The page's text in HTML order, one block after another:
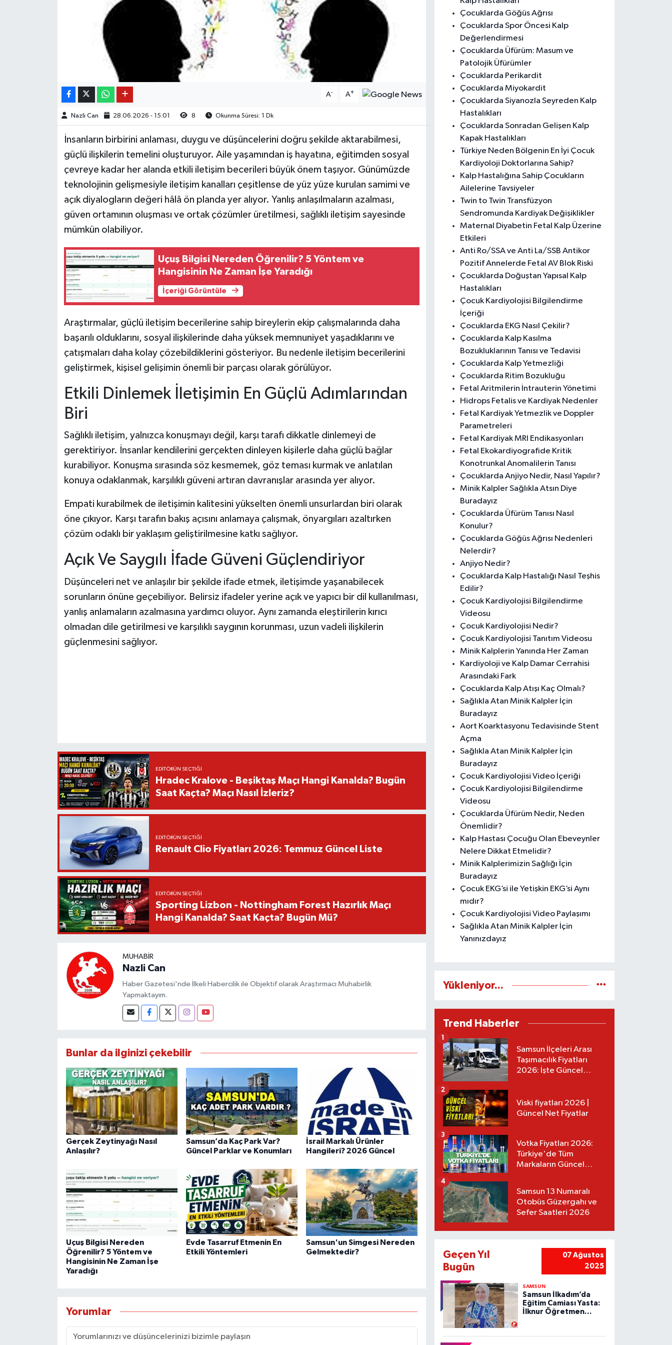
A- A+
Nazli Can 28.06.2026 - 15:01 8 Okunma Süresi: 1 Dk
İnsanların birbirini anlaması, duygu ve düşüncelerini doğru şekilde aktarabilmesi,
güçlü ilişkilerin temelini oluşturuyor. Aile yaşamından iş hayatına, eğitimden sosyal
çevreye kadar her alanda etkili iletişim becerileri büyük önem taşıyor. Günümüzde
teknolojinin gelişmesiyle iletişim kanalları çeşitlense de yüz yüze kurulan samimi ve
açık diyalogların değeri hâlâ ön planda yer alıyor. Yanlış anlaşılmaların azalması,
güven ortamının oluşması ve ortak çözümler üretilmesi, sağlıklı iletişim sayesinde
mümkün olabiliyor.
Uçuş Bilgisi Nereden Öğrenilir? 5 Yöntem ve
Hangisinin Ne Zaman İşe Yaradığı
İçeriği Görüntüle
Araştırmalar, güçlü iletişim becerilerine sahip bireylerin ekip çalışmalarında daha
başarılı olduklarını, sosyal ilişkilerinde daha yüksek memnuniyet yaşadıklarını ve
çatışmaları daha kolay çözebildiklerini gösteriyor. Bu nedenle iletişim becerilerini
geliştirmek, kişisel gelişimin önemli bir parçası olarak görülüyor.
Etkili Dinlemek İletişimin En Güçlü Adımlarından
Biri
Sağlıklı iletişim, yalnızca konuşmayı değil, karşı tarafı dikkatle dinlemeyi de
gerektiriyor. İnsanlar kendilerini gerçekten dinleyen kişilerle daha güçlü bağlar
kurabiliyor. Konuşma sırasında söz kesmemek, göz teması kurmak ve anlatılan
konuya odaklanmak, karşılıklı güveni artıran davranışlar arasında yer alıyor.
Empati kurabilmek de iletişimin kalitesini yükselten önemli unsurlardan biri olarak
öne çıkıyor. Karşı tarafın bakış açısını anlamaya çalışmak, önyargıları azaltırken
çözüm odaklı bir yaklaşım geliştirilmesine katkı sağlıyor.
Açık Ve Saygılı İfade Güveni Güçlendiriyor
Düşünceleri net ve anlaşılır bir şekilde ifade etmek, iletişimde yaşanabilecek
sorunların önüne geçebiliyor. Belirsiz ifadeler yerine açık ve yapıcı bir dil kullanılması,
yanlış anlamaların azalmasına yardımcı oluyor. Aynı zamanda eleştirilerin kırıcı
olmadan dile getirilmesi ve karşılıklı saygının korunması, uzun vadeli ilişkilerin
güçlenmesini sağlıyor.
EDITÖRÜN SEÇTIĞI
Hradec Kralove - Beşiktaş Maçı Hangi Kanalda? Bugün
Saat Kaçta? Maçı Nasıl İzleriz?
EDITÖRÜN SEÇTIĞI
Renault Clio Fiyatları 2026: Temmuz Güncel Liste
EDITÖRÜN SEÇTIĞI
Sporting Lizbon - Nottingham Forest Hazırlık Maçı
Hangi Kanalda? Saat Kaçta? Bugün Mü?
MUHABIR
Nazli Can
Haber Gazetesi'nde İlkeli Habercilik ile Objektif olarak Araştırmacı Muhabirlik
Yapmaktayım.
Bunlar da ilginizi çekebilir
Gerçek Zeytinyağı Nasıl
Anlaşılır?
Samsun’da Kaç Park Var?
Güncel Parklar ve Konumları
İsrail Markalı Ürünler
Hangileri? 2026 Güncel
Uçuş Bilgisi Nereden
Öğrenilir? 5 Yöntem ve
Hangisinin Ne Zaman İşe
Yaradığı
Evde Tasarruf Etmenin En
Etkili Yöntemleri
Samsun'un Simgesi Nereden
Gelmektedir?
Yorumlar
Çocuklarda Göğüs Ağrısı
Çocuklarda Spor Öncesi Kalp
Değerlendirmesi
Çocuklarda Üfürüm: Masum ve
Patolojik Üfürümler
Çocuklarda Perikardit
Çocuklarda Miyokardit
Çocuklarda Siyanozla Seyreden Kalp
Hastalıkları
Çocuklarda Sonradan Gelişen Kalp
Kapak Hastalıkları
Türkiye Neden Bölgenin En İyi Çocuk
Kardiyoloji Doktorlarına Sahip?
Kalp Hastalığına Sahip Çocukların
Ailelerine Tavsiyeler
Twin to Twin Transfüzyon
Sendromunda Kardiyak Değişiklikler
Maternal Diyabetin Fetal Kalp Üzerine
Etkileri
Anti Ro/SSA ve Anti La/SSB Antikor
Pozitif Annelerde Fetal AV Blok Riski
Çocuklarda Doğuştan Yapısal Kalp
Hastalıkları
Çocuk Kardiyolojisi Bilgilendirme
İçeriği
Çocuklarda EKG Nasıl Çekilir?
Çocuklarda Kalp Kasılma
Bozukluklarının Tanısı ve Tedavisi
Çocuklarda Kalp Yetmezliği
Çocuklarda Ritim Bozukluğu
Fetal Aritmilerin İntrauterin Yönetimi
Hidrops Fetalis ve Kardiyak Nedenler
Fetal Kardiyak Yetmezlik ve Doppler
Parametreleri
Fetal Kardiyak MRI Endikasyonları
Fetal Ekokardiyografide Kritik
Konotrunkal Anomalilerin Tanısı
Çocuklarda Anjiyo Nedir, Nasıl Yapılır?
Minik Kalpler Sağlıkla Atsın Diye
Buradayız
Çocuklarda Üfürüm Tanısı Nasıl
Konulur?
Çocuklarda Göğüs Ağrısı Nedenleri
Nelerdir?
Anjiyo Nedir?
Çocuklarda Kalp Hastalığı Nasıl Teşhis
Edilir?
Çocuk Kardiyolojisi Bilgilendirme
Videosu
Çocuk Kardiyolojisi Nedir?
Çocuk Kardiyolojisi Tanıtım Videosu
Minik Kalplerin Yanında Her Zaman
Kardiyoloji ve Kalp Damar Cerrahisi
Arasındaki Fark
Çocuklarda Kalp Atışı Kaç Olmalı?
Sağlıkla Atan Minik Kalpler İçin
Buradayız
Aort Koarktasyonu Tedavisinde Stent
Açma
Sağlıkla Atan Minik Kalpler İçin
Buradayız
Çocuk Kardiyolojisi Video İçeriği
Çocuk Kardiyolojisi Bilgilendirme
Videosu
Çocuklarda Üfürüm Nedir, Neden
Önemlidir?
Kalp Hastası Çocuğu Olan Ebeveynler
Nelere Dikkat Etmelidir?
Minik Kalplerimizin Sağlığı İçin
Buradayız
Çocuk EKG’si ile Yetişkin EKG’si Aynı
mıdır?
Çocuk Kardiyolojisi Video Paylaşımı
Sağlıkla Atan Minik Kalpler İçin
Yanınızdayız
Yükleniyor...
Trend Haberler
Samsun İlçeleri Arası
Taşımacılık Fiyatları
2026: İşte Güncel
1
Viski fiyatları 2026 |
Güncel Net Fiyatlar
2
Votka Fiyatları 2026:
Türkiye'de Tüm
Markaların Güncel
3
Samsun 13 Numaralı
Otobüs Güzergahı ve
Sefer Saatleri 2026
4
Geçen Yıl
Bugün
07 Ağustos
2025
SAMSUN
Samsun İlkadım’da
Eğitim Camiası Yasta:
İlknur Öğretmen